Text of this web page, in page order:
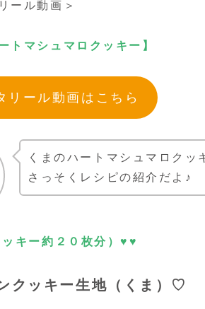
ール動画＞
トマシュマロクッキー】
リール動画はこちら
くまのハートマシュマロクッ
さっそくレシピの紹介だよ♪
キー約２０枚分）♥♥
クッキー生地（くま）♡